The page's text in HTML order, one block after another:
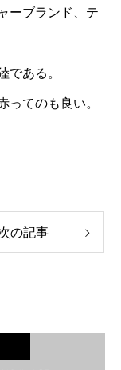
ーブランド、テ
である。
ってのも良い。
の記事